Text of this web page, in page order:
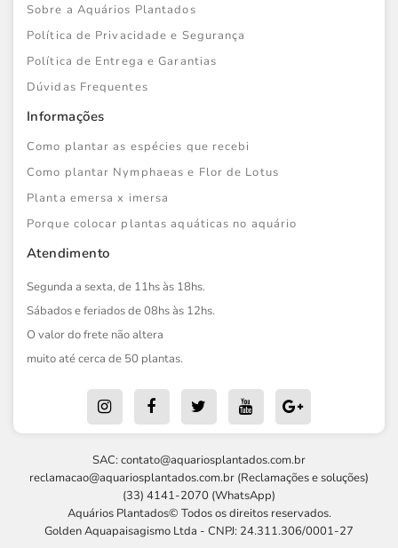
Sobre a Aquários Plantados
Política de Privacidade e Segurança
Política de Entrega e Garantias
Dúvidas Frequentes
Informações
Como plantar as espécies que recebi
Como plantar Nymphaeas e Flor de Lotus
Planta emersa x imersa
Porque colocar plantas aquáticas no aquário
Atendimento
Segunda a sexta, de 11hs às 18hs.
Sábados e feriados de 08hs às 12hs.
O valor do frete não altera
muito até cerca de 50 plantas.
SAC: contato@aquariosplantados.com.br
reclamacao@aquariosplantados.com.br (Reclamações e soluções)
(33) 4141-2070 (WhatsApp)
Aquários Plantados© Todos os direitos reservados.
Golden Aquapaisagismo Ltda - CNPJ: 24.311.306/0001-27